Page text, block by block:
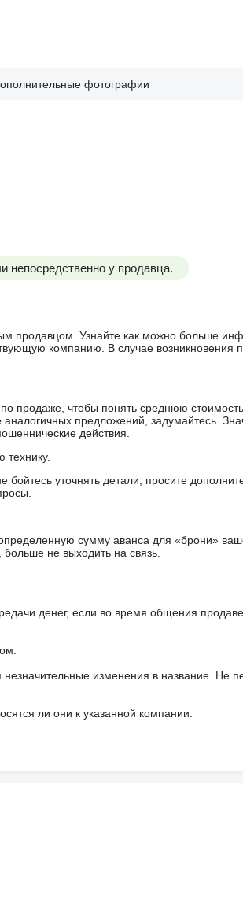
фотографии
непосредственно у продавца.
продавцом. Узнайте как можно больше
компанию. В случае возникновения
продаже, чтобы понять среднюю стоимость
предложений, задумайтесь.
действия.
уточнять детали, просите
сумму аванса для «брони»
не выходить на связь.
денег, если во время общения
изменения в название. Не
ли они к указанной компании.